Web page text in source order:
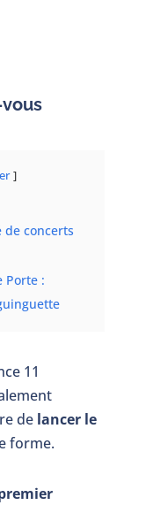
de concerts
Porte :
11
de lancer le
forme.